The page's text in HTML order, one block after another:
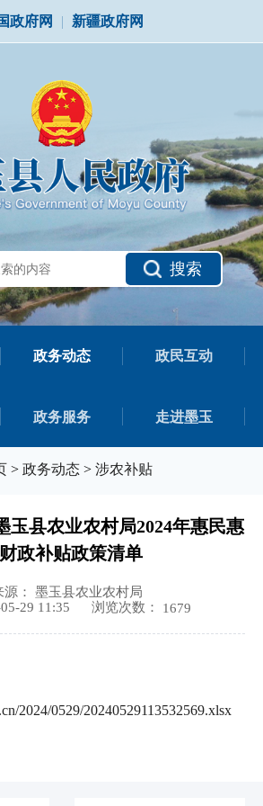
政府网 | 新疆政府网
搜索
政务动态 政民互动
政务服务 走进墨玉
> 政务动态 > 涉农补贴
玉县农业农村局2024年惠民惠
政补贴政策清单
源： 墨玉县农业农村局
29 11:35
浏览次数： 1679
2024/0529/20240529113532569.xlsx